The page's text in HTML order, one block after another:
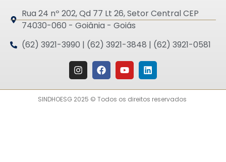
Rua 24 nº 202, Qd 77 Lt 26, Setor Central CEP
74030-060 - Goiânia - Goiás
(62) 3921-3990 | (62) 3921-3848 | (62) 3921-0581
SINDHOESG 2025 © Todos os direitos reservados